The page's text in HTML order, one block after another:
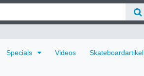
Specials Videos Skateboardartikel